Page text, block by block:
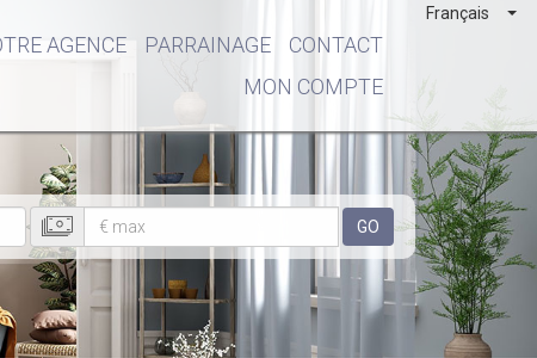
AGENCE PARRAINAGE
CONTACT
MON COMPTE
Français
GO